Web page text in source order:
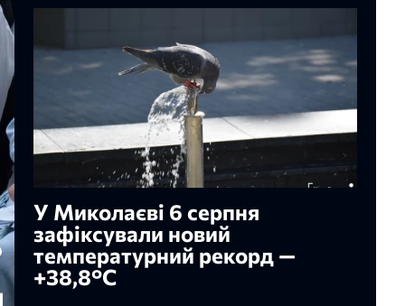
У Миколаєві 6 серпня
зафіксували новий
температурний рекорд —
+38,8°С